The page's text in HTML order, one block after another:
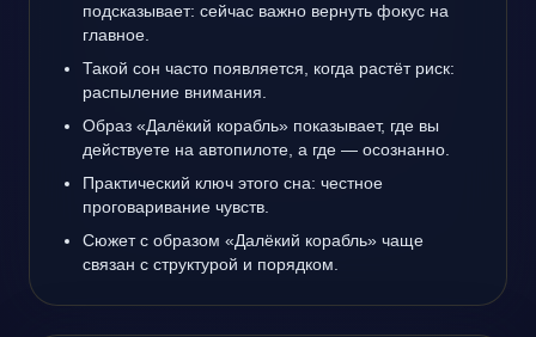
подсказывает: сейчас важно вернуть фокус на
главное.
Такой сон часто появляется, когда растёт риск:
распыление внимания.
Образ «Далёкий корабль» показывает, где вы
действуете на автопилоте, а где — осознанно.
Практический ключ этого сна: честное
проговаривание чувств.
Сюжет с образом «Далёкий корабль» чаще
связан с структурой и порядком.